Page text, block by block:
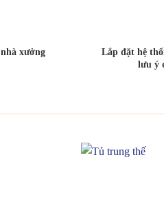
xưởng
Lắp đặt hệ
lưu ý